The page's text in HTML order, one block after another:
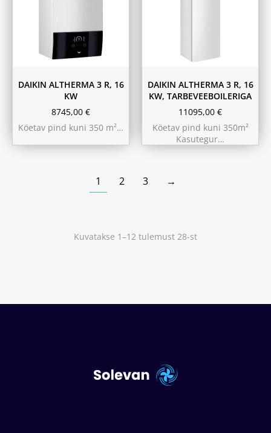
DAIKIN ALTHERMA 3 R, 16
KW
8745,00 €
Köetav pind kuni 350 m²…
230L
DAIKIN ALTHERMA 3 R, 16
KW, TARBEVEEBOILERIGA
11095,00 €
Köetav pind kuni 350m²
Kasutegur…
1 2 3 →
Kuvatakse 1–12 tulemust 28-st